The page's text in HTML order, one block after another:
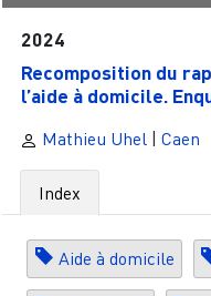
2024
Recomposition du
l’aide à domicile.
Mathieu Uhel| Caen
Index
Aide à domicile